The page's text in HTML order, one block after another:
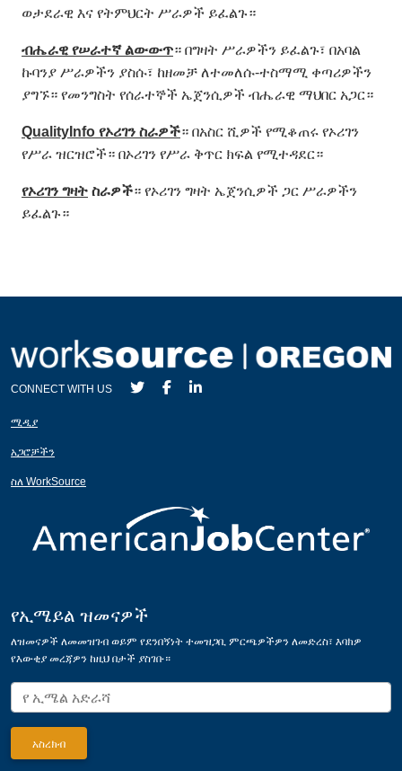
ወታደራዊ እና የትምህርት ሥራዎች ይፈልጉ።
ብሔራዊ የሠራተኛ ልውውጥ። በግዛት ሥራዎችን ይፈልጉ፣ በአባል
ኩባንያ ሥራዎችን ያስሱ፣ ከዘመቻ ለተመለሱ-ተስማሚ ቀጣሪዎችን
ያግኙ። የመንግስት የሰራተኞች ኤጀንሲዎች ብሔራዊ ማህበር አጋር።
QualityInfo የኦሪገን ስራዎች። በአስር ሺዎች የሚቆጠሩ የኦሪገን
የሥራ ዝርዝሮች። በኦሪገን የሥራ ቅጥር ክፍል የሚተዳደር።
የኦሪገን ግዛት ስራዎች። የኦሪገን ግዛት ኤጀንሲዎች ጋር ሥራዎችን
ይፈልጉ።
CONNECT WITH US
ሚዲያ
አጋሮቻችን
ስለ WorkSource
የኢሜይል ዝመናዎች
ለዝመናዎች ለመመዝገብ ወይም የደንበኝነት ተመዝጋቢ ምርጫዎችዎን ለመድረስ፣ እባክዎ
የእውቂያ መረጃዎን ከዚህ በታች ያስገቡ።